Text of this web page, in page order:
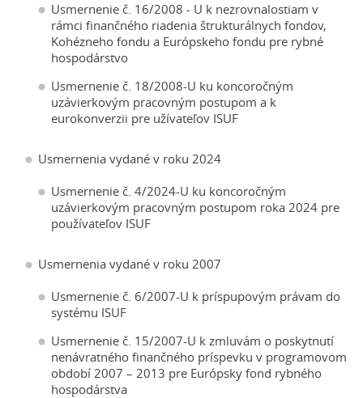
Usmernenie č. 16/2008 - U k nezrovnalostiam v
rámci finančného riadenia štrukturálnych fondov,
Kohézneho fondu a Európskeho fondu pre rybné
hospodárstvo
Usmernenie č. 18/2008-U ku koncoročným
uzávierkovým pracovným postupom a k
eurokonverzii pre užívateľov ISUF
Usmernenia vydané v roku 2024
Usmernenie č. 4/2024-U ku koncoročným
uzávierkovým pracovným postupom roka 2024 pre
používateľov ISUF
Usmernenia vydané v roku 2007
Usmernenie č. 6/2007-U k príspupovým právam do
systému ISUF
Usmernenie č. 15/2007-U k zmluvám o poskytnutí
nenávratného finančného príspevku v programovom
období 2007 – 2013 pre Európsky fond rybného
hospodárstva